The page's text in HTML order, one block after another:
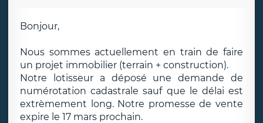
Bonjour,
Nous sommes actuellement en train de faire
un projet immobilier (terrain + construction).
Notre lotisseur a déposé une demande de
numérotation cadastrale sauf que le délai est
extrèmement long. Notre promesse de vente
expire le 17 mars prochain.